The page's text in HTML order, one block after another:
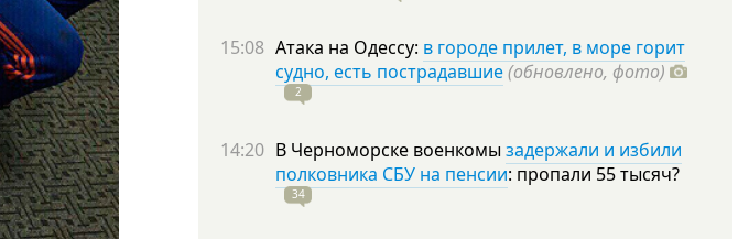
15:08 Атака на Одессу: в городе прилет, в море горит
судно, есть пострадавшие(обновлено, фото)
2
14:20 В Черноморске военкомы задержали и избили
полковника СБУ на пенсии: пропали 55тысяч?
34